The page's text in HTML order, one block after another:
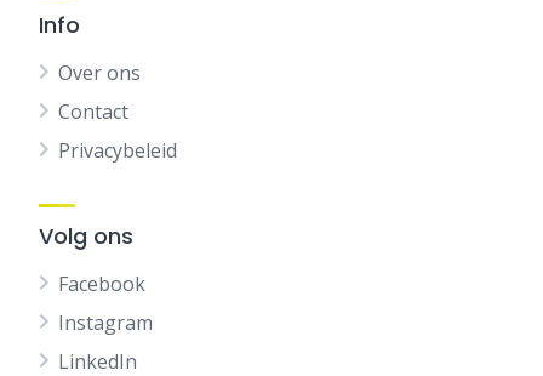
Info
Over ons
Contact
Privacybeleid
Volg ons
Facebook
Instagram
LinkedIn